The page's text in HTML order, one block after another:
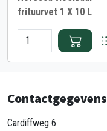
frituurvet 1 X 10 L
Contactgegevens
Cardiffweg 6